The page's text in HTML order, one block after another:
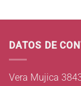
DATOS DE
Vera Mujica